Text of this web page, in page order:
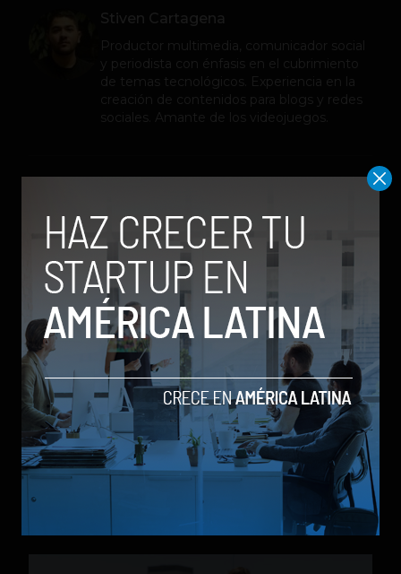
Stiven Cartagena
Productor multimedia, comunicador social
y periodista con énfasis en el cubrimiento
de temas tecnológicos. Experiencia en la
creación de contenidos para blogs y redes
sociales. Amante de los videojuegos.
Source Meridian eleva el estándar en healthtech y
logra la certificación de ciberseguridad HITRUST e1
by Social Geek